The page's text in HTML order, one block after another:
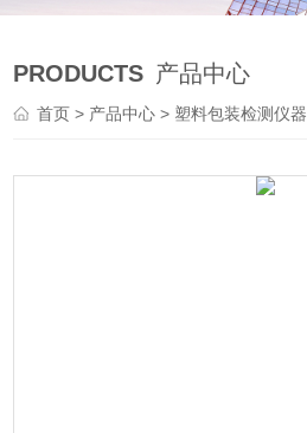
PRODUCTS 产品中心
首页> 产品中心 > 塑料包装检测仪器